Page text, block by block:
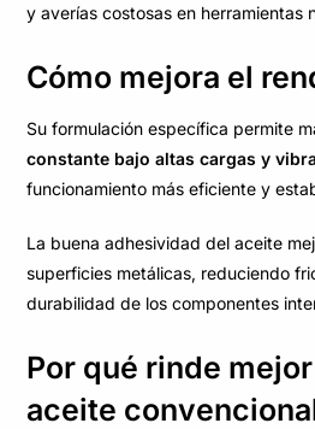
y averías costosas en herramientas
Cómo mejora el
Su formulación específica permite
constante bajo altas cargas y
funcionamiento más eficiente y
La buena adhesividad del aceite
superficies metálicas, reduciendo
durabilidad de los componentes
Por qué rinde
aceite